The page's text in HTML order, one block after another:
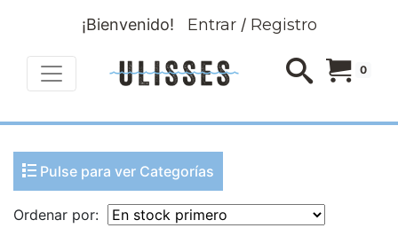
¡Bienvenido! Entrar/ Registro
0
Pulse para ver Categorías
Ordenar por: